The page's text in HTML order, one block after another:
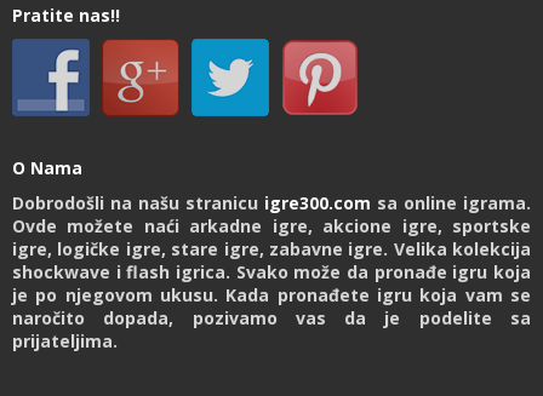
Pratite nas!!
O Nama
Dobrodošli na našu stranicu igre300.com sa online igrama.
Ovde možete naći arkadne igre, akcione igre, sportske
igre, logičke igre, stare igre, zabavne igre. Velika kolekcija
shockwave i flash igrica. Svako može da pronađe igru koja
je po njegovom ukusu. Kada pronađete igru koja vam se
naročito dopada, pozivamo vas da je podelite sa
prijateljima.